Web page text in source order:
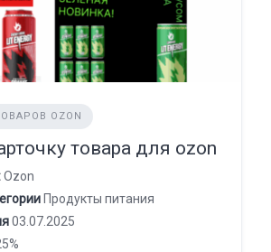
OZON
товара для ozon
Ozon
Продукты питания
03.07.2025